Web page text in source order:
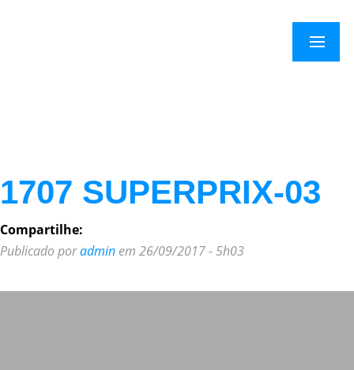
×
Menu
1707 SUPERPRIX-03
Compartilhe:
Publicado poradmin em 26/09/2017 - 5h03